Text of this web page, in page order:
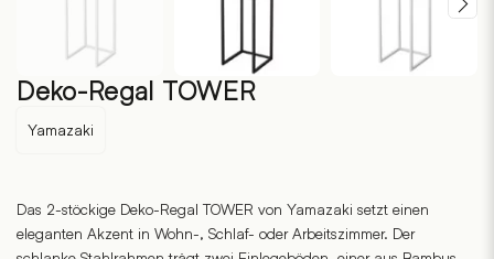
Deko-Regal TOWER
Yamazaki
Das 2-stöckige Deko-Regal TOWER von Yamazaki setzt einen
eleganten Akzent in Wohn-, Schlaf- oder Arbeitszimmer. Der